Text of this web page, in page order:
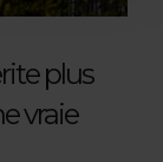
plus
vraie